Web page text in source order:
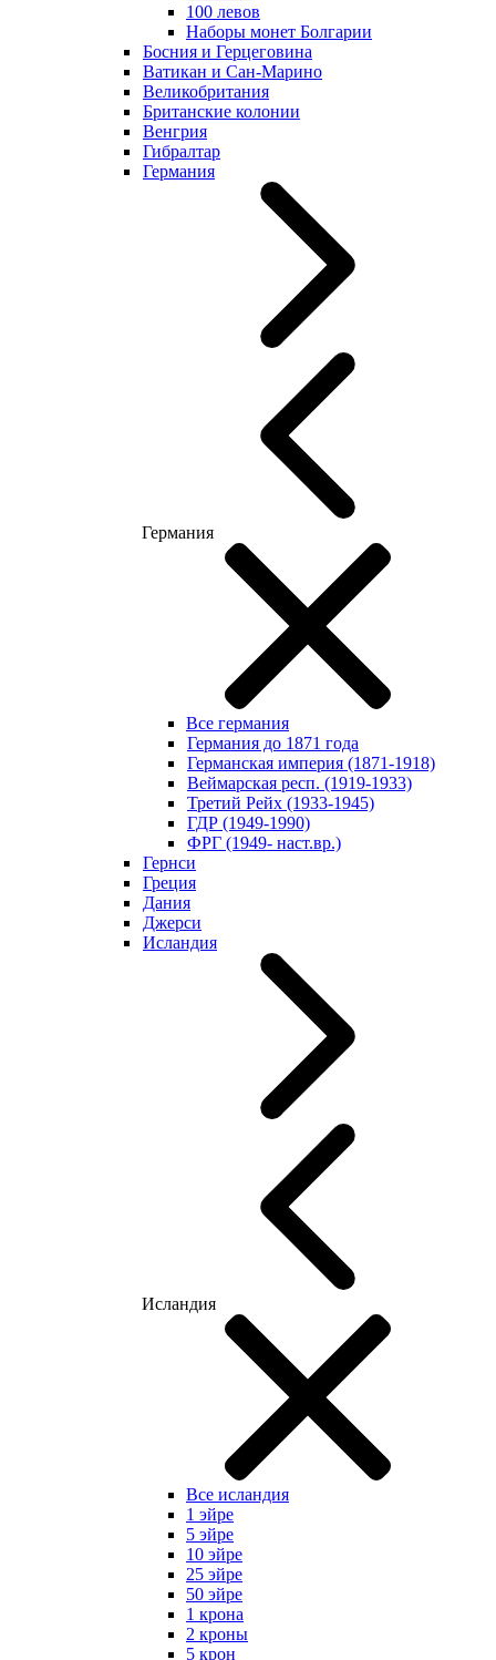
100 левов
Наборы монет Болгарии
Босния и Герцеговина
Ватикан и Сан-Марино
Великобритания
Британские колонии
Венгрия
Гибралтар
Германия
Германия
Все германия
Германия до 1871 года
Германская империя (1871-1918)
Веймарская респ. (1919-1933)
Третий Рейх (1933-1945)
ГДР (1949-1990)
ФРГ (1949- наст.вр.)
Гернси
Греция
Дания
Джерси
Исландия
Исландия
Все исландия
1 эйре
5 эйре
10 эйре
25 эйре
50 эйре
1 крона
2 кроны
5 крон